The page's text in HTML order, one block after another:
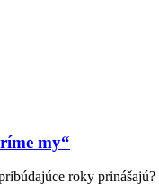
my“
roky